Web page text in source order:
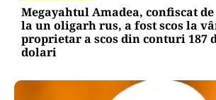
Megayahtul Amadea, confiscat
la un oligarh rus, a fost scos la
proprietar a scos din conturi 187
dolari